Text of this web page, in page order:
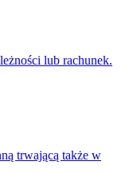
lub rachunek.
trwającą także w